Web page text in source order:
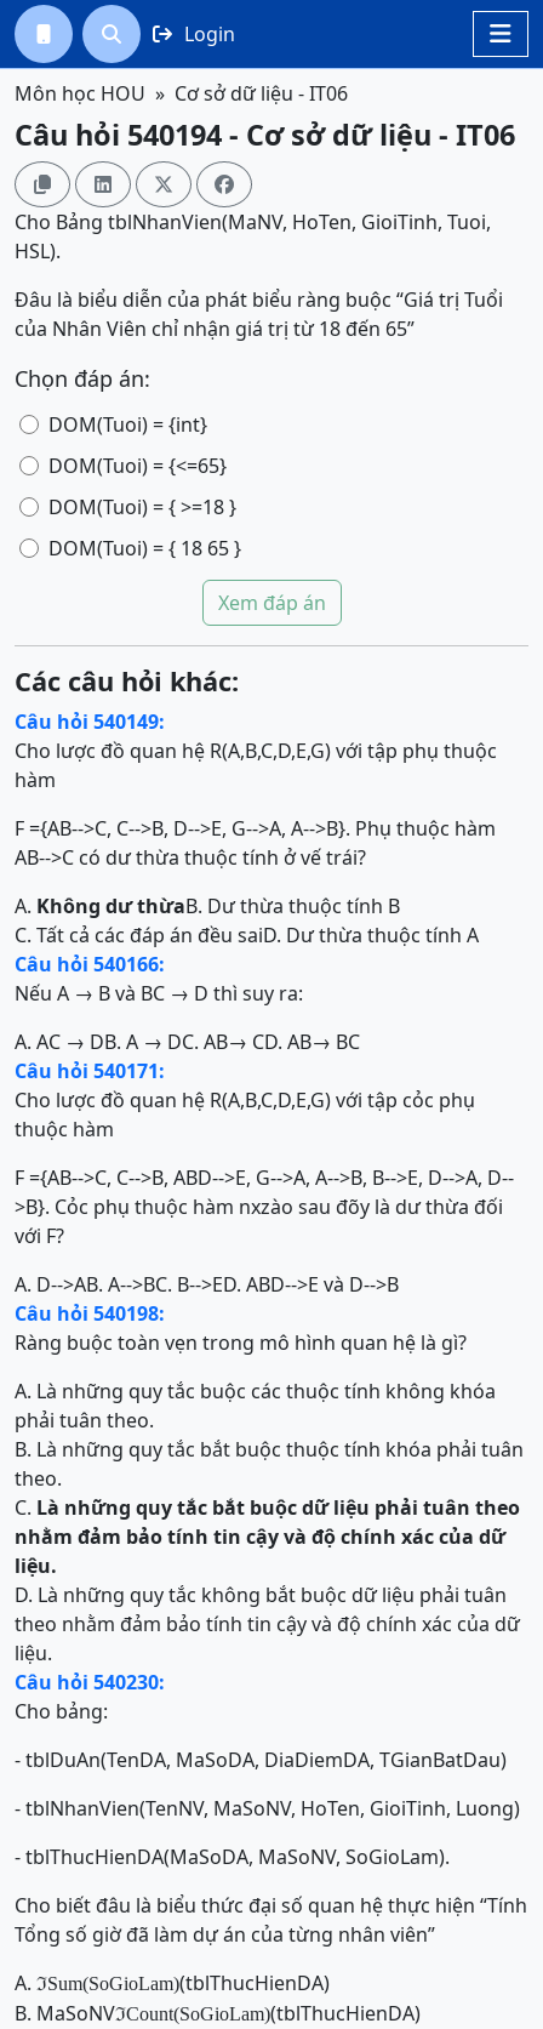

  Login
Môn học HOU Cơ sở dữ liệu - IT06
Câu hỏi 540194 - Cơ sở dữ liệu - IT06
   
Cho Bảng tblNhanVien(MaNV, HoTen, GioiTinh, Tuoi,
HSL).
Đâu là biểu diễn của phát biểu ràng buộc “Giá trị Tuổi
của Nhân Viên chỉ nhận giá trị từ 18 đến 65”
Chọn đáp án:
DOM(Tuoi) = {int}
DOM(Tuoi) = {<=65}
DOM(Tuoi) = { >=18 }
DOM(Tuoi) = { 18 65 }
Xem đáp án
Các câu hỏi khác:
Câu hỏi 540149:
Cho lược đồ quan hệ R(A,B,C,D,E,G) với tập phụ thuộc
hàm
F ={AB-->C, C-->B, D-->E, G-->A, A-->B}. Phụ thuộc hàm
AB-->C có dư thừa thuộc tính ở vế trái?
A. Không dư thừaB. Dư thừa thuộc tính B
C. Tất cả các đáp án đều saiD. Dư thừa thuộc tính A
Câu hỏi 540166:
Nếu A → B và BC → D thì suy ra:
A. AC → DB. A → DC. AB→ CD. AB→ BC
Câu hỏi 540171:
Cho lược đồ quan hệ R(A,B,C,D,E,G) với tập cỏc phụ
thuộc hàm
F ={AB-->C, C-->B, ABD-->E, G-->A, A-->B, B-->E, D-->A, D--
>B}. Cỏc phụ thuộc hàm nxzào sau đõy là dư thừa đối
với F?
A. D-->AB. A-->BC. B-->ED. ABD-->E và D-->B
Câu hỏi 540198:
Ràng buộc toàn vẹn trong mô hình quan hệ là gì?
A. Là những quy tắc buộc các thuộc tính không khóa
phải tuân theo.
B. Là những quy tắc bắt buộc thuộc tính khóa phải tuân
theo.
C. Là những quy tắc bắt buộc dữ liệu phải tuân theo
nhằm đảm bảo tính tin cậy và độ chính xác của dữ
liệu.
D. Là những quy tắc không bắt buộc dữ liệu phải tuân
theo nhằm đảm bảo tính tin cậy và độ chính xác của dữ
liệu.
Câu hỏi 540230:
Cho bảng:
- tblDuAn(TenDA, MaSoDA, DiaDiemDA, TGianBatDau)
- tblNhanVien(TenNV, MaSoNV, HoTen, GioiTinh, Luong)
- tblThucHienDA(MaSoDA, MaSoNV, SoGioLam).
Cho biết đâu là biểu thức đại số quan hệ thực hiện “Tính
Tổng số giờ đã làm dự án của từng nhân viên”
A. ℑSum(SoGioLam)(tblThucHienDA)
B. MaSoNVℑCount(SoGioLam)(tblThucHienDA)